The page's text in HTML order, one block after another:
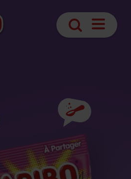
BúsquedaAbrir
Ingredientes